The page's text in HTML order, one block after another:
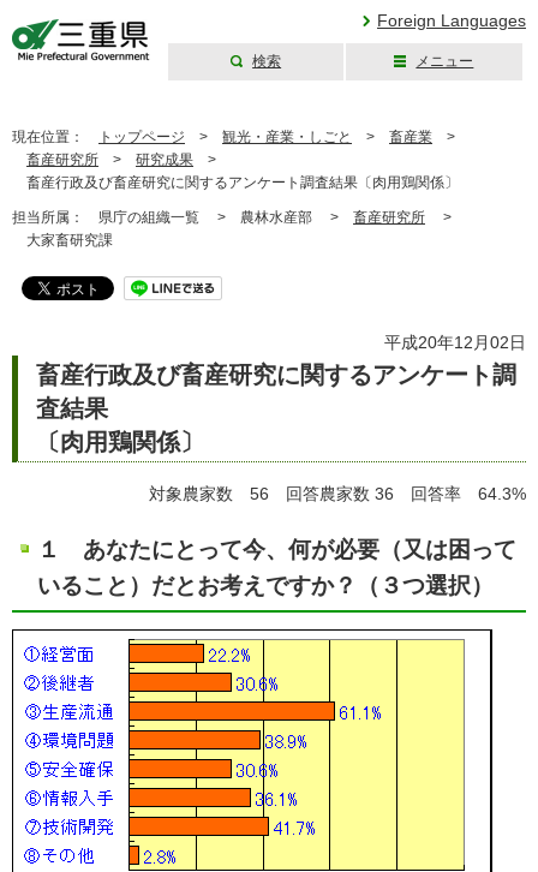
Foreign Languages
検索 メニュー
現在位置： トップページ > 観光・産業・しごと > 畜産業 >
畜産研究所 > 研究成果 >
畜産行政及び畜産研究に関するアンケート調査結果〔肉用鶏関係〕
担当所属： 県庁の組織一覧 > 農林水産部 > 畜産研究所 >
大家畜研究課
平成20年12月02日
畜産行政及び畜産研究に関するアンケート調
査結果
〔肉用鶏関係〕
対象農家数 56 回答農家数 36 回答率 64.3%
１ あなたにとって今、何が必要（又は困って
いること）だとお考えですか？（３つ選択）